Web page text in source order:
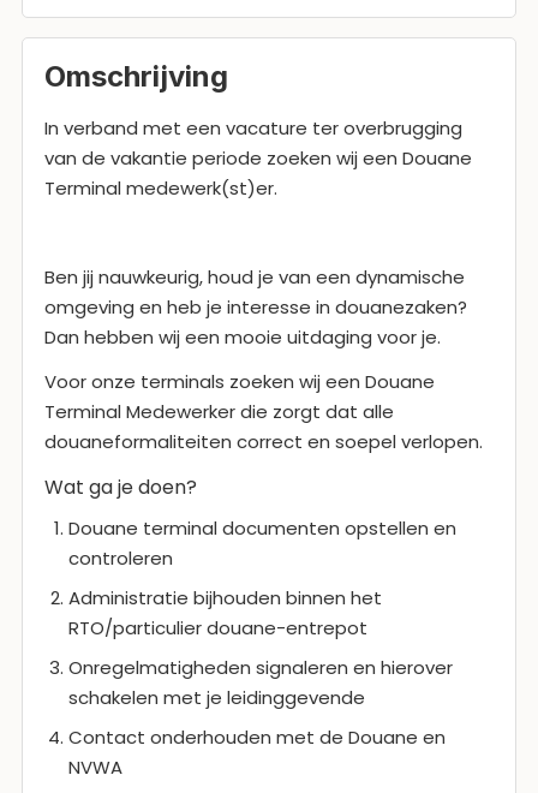
Omschrijving
In verband met een vacature ter overbrugging
van de vakantie periode zoeken wij een Douane
Terminal medewerk(st)er.
Ben jij nauwkeurig, houd je van een dynamische
omgeving en heb je interesse in douanezaken?
Dan hebben wij een mooie uitdaging voor je.
Voor onze terminals zoeken wij een Douane
Terminal Medewerker die zorgt dat alle
douaneformaliteiten correct en soepel verlopen.
Wat ga je doen?
Douane terminal documenten opstellen en
controleren
Administratie bijhouden binnen het
RTO/particulier douane-entrepot
Onregelmatigheden signaleren en hierover
schakelen met je leidinggevende
Contact onderhouden met de Douane en
NVWA